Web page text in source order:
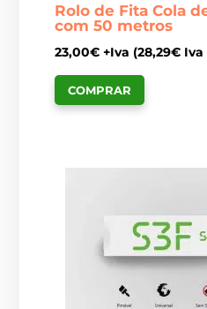
Rolo de Fita Cola
com 50 metros
23,00€ +Iva (28,29€ Iva
COMPRAR